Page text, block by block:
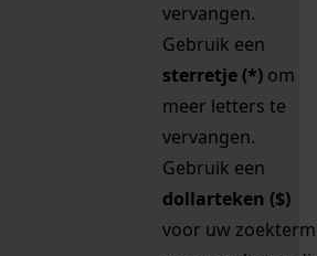
vervangen.
Gebruik een
sterretje (*) om
meer letters te
vervangen.
Gebruik een
dollarteken ($)
voor uw zoekterm